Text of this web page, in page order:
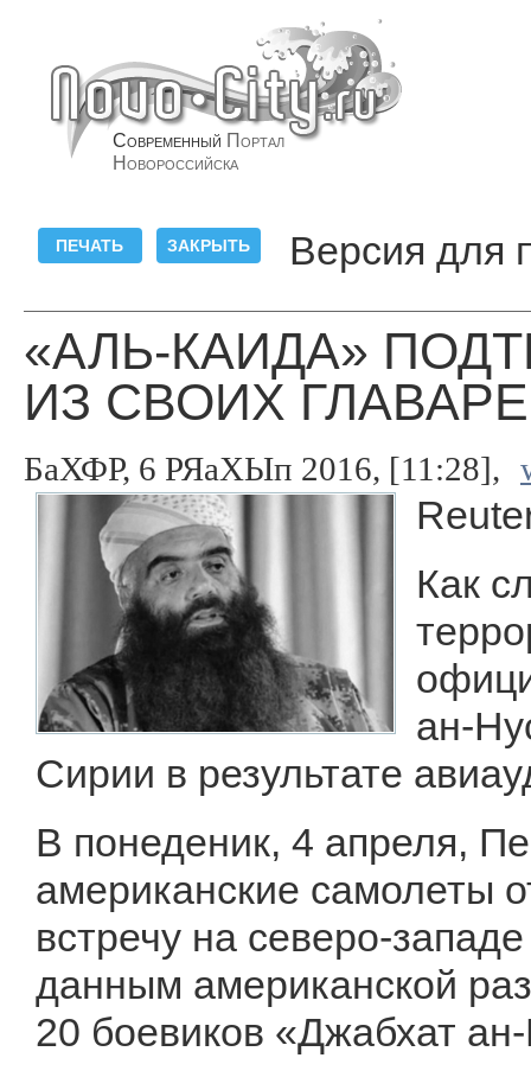
Современный Портал
Новороссийска
Версия для
«АЛЬ-КАИДА»
ИЗ СВОИХ
БаХФР, 6 РЯаХЫп 2016, [11:28],
Как
ан-
Сирии в результате
В понеденик, 4 апреля,
американские самолеты
встречу на северо-
данным американской
20 боевиков «Джабхат